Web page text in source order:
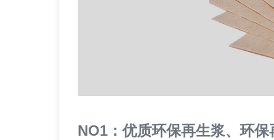
NO1：优质环保再生浆、环保